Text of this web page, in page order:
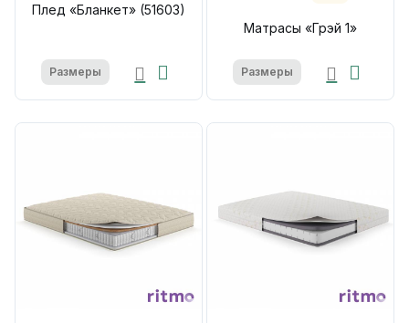
Плед «Бланкет» (51603)
Размеры
Матрасы «Грэй 1»
Размеры